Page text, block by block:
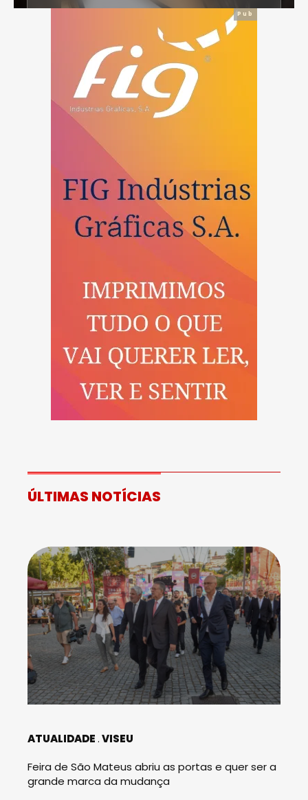
Pub
ÚLTIMAS NOTÍCIAS
ATUALIDADE VISEU
Feira de São Mateus abriu as portas e quer ser a
grande marca da mudança